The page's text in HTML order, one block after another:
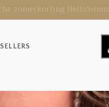
naar Nederland & België